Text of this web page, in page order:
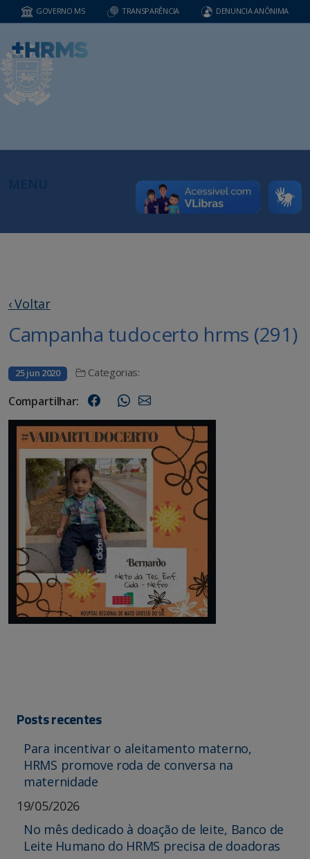
GOVERNO MS TRANSPARÊNCIA DENUNCIA ANÔNIMA
‹ Voltar
Campanha tudocerto hrms (291)
25 jun 2020 Categorias:
Compartilhar:
Posts recentes
Para incentivar o aleitamento materno,
HRMS promove roda de conversa na
maternidade
19/05/2026
No mês dedicado à doação de leite, Banco de
Leite Humano do HRMS precisa de doadoras